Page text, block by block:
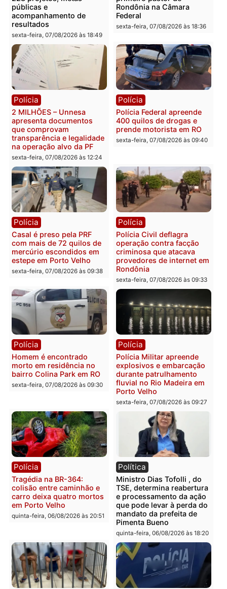
Você também vai querer ler...
Política
Marcos Rogério apresenta
Plano de Governo com
228 projetos, metas
públicas e
acompanhamento de
resultados
sexta-feira, 07/08/2026 às 18:49
Política
Eleições 2026: Pastor
Evanildo pode ser o
primeiro pastor de
Rondônia na Câmara
sexta-feira, 07/08/2026 às
Polícia
2 MILHÕES – Unnesa
apresenta documentos
transparência e legalidade
na operação alvo da PF
sexta-feira, 07/08/2026 às 12:24
Polícia
Polícia Federal apreende
400 quilos de drogas e
prende motorista em RO
sexta-feira, 07/08/2026 às
Polícia
mercúrio escondidos em
estepe em Porto Velho
sexta-feira, 07/08/2026 às 09:38
Polícia
Polícia Civil deflagra
operação contra facção
criminosa que atacava
provedores de internet
Rondônia
sexta-feira, 07/08/2026 às
Polícia
morto em residência no
bairro Colina Park em RO
sexta-feira, 07/08/2026 às 09:30
Polícia
Polícia Militar apreende
explosivos e
durante patrulhamento
fluvial no Rio Madeira em
Porto Velho
sexta-feira, 07/08/2026 às